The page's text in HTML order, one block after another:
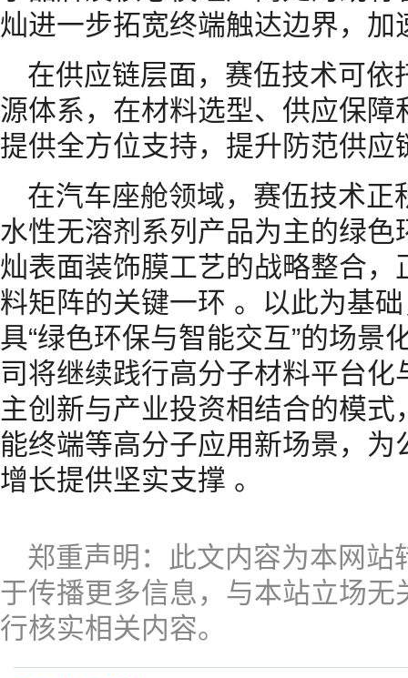
灿进一步拓宽终端触达边界，
在供应链层面，赛伍技术可
源体系，在材料选型、供应保
提供全方位支持，提升防范供应
在汽车座舱领域，赛伍技术
水性无溶剂系列产品为主的绿
灿表面装饰膜工艺的战略整合
料矩阵的关键一环 。以此为基
具“绿色环保与智能交互”的场景
司将继续践行高分子材料平台
主创新与产业投资相结合的模
能终端等高分子应用新场景，
增长提供坚实支撑 。
郑重声明：此文内容为本网
于传播更多信息，与本站立场
行核实相关内容。